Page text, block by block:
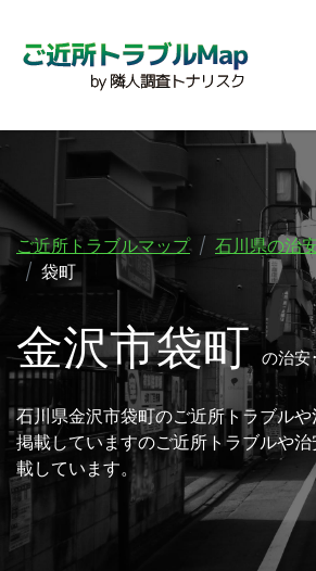
ご近所トラブルマップ 石川県の治
袋町
金沢市袋町の治安
石川県金沢市袋町のご近所トラブル
掲載していますのご近所トラブルや
載しています。